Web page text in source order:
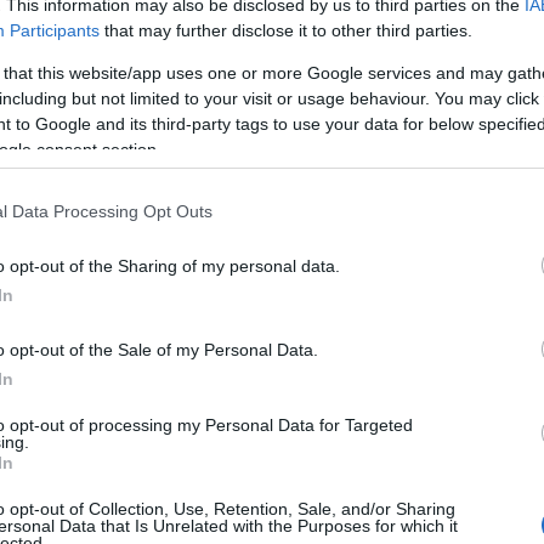
This information may also be disclosed by us to third parties on the
Participants that may further disclose it to other third parties.
that this website/app uses one or more Google services and may
but not limited to your visit or usage behaviour. You may
to Google and its third-party tags to use your data for below
consent section.
Data Processing Opt Outs
opt-out of the Sharing of my personal data.
opt-out of the Sale of my Personal Data.
opt-out of processing my Personal Data for Targeted
opt-out of Collection, Use, Retention, Sale, and/or Sharing
Data that Is Unrelated with the Purposes for which it
να ξεχωρίσει.
-